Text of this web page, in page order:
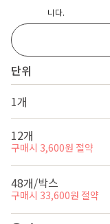
니다.
단위
1개
12개
구매시 3,600원 절약
48개/박스
구매시 33,600원 절약